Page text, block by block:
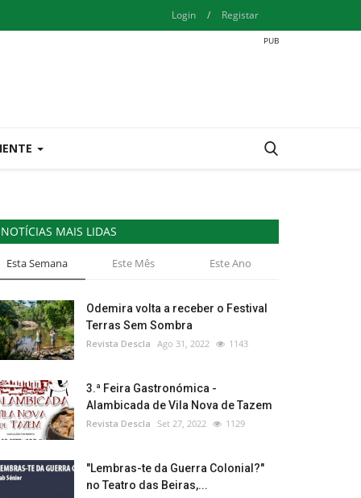
Login / Registar
NOTÍCIAS MAIS LIDAS
Esta Semana Este Mês Este Ano
Odemira volta a receber o Festival
Terras Sem Sombra
Revista Descla Ago 31, 2022 1143
3.ª Feira Gastronómica -
Alambicada de Vila Nova de Tazem
Revista Descla Set 27, 2022 1129
"Lembras-te da Guerra Colonial?"
no Teatro das Beiras,...